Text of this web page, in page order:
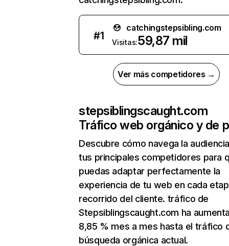
#1
catchingstepsibling.com
Visitas:59,87 mil
Ver más competidores →
stepsiblingscaught.com
Tráfico web orgánico y de
Descubre cómo navega la
tus principales competidores para
puedas adaptar perfectamente la
experiencia de tu web en cada
recorrido del cliente. tráfico de
Stepsiblingscaught.com ha
8,85 % mes a mes hasta el tráfico
búsqueda orgánica actual.